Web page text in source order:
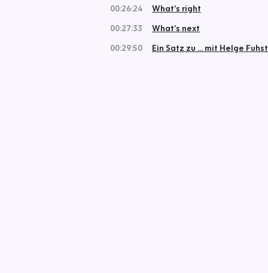
00:26:24
What's right
00:27:33
What's next
00:29:50
Ein Satz zu ... mit Helge Fuhst